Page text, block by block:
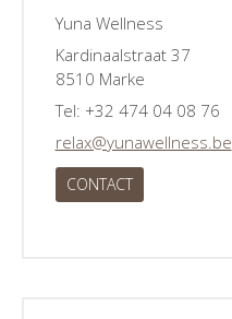
Yuna Wellness
Kardinaalstraat 37
8510 Marke
Tel: +32 474 04 08 76
relax@yunawellness.be
CONTACT